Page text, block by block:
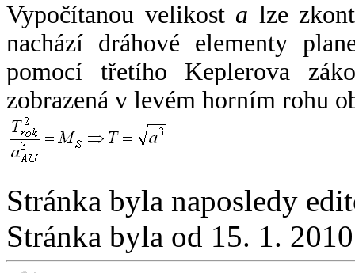
Vypočítanou velikost a lze
nachází dráhové elementy
pomocí třetího Keplerova
zobrazená v levém horním rohu
Stránka byla naposledy
Stránka byla od 15. 1.